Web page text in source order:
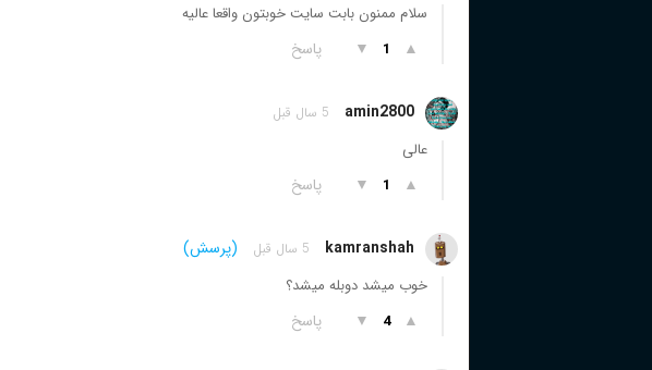
سلام ممنون بابت سایت خوبتون واقعا عالیه
▲
1
▼ پاسخ
amin2800 5 سال قبل
عالی
▲
1
▼ پاسخ
kamranshah 5 سال قبل (پرسش)
خوب میشد دوبله میشد؟
▲
4
▼ پاسخ